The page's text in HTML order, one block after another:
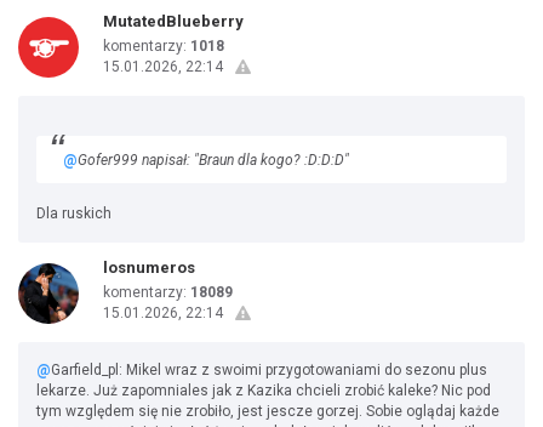
MutatedBlueberry
komentarzy: 1018
15.01.2026, 22:14
@Gofer999 napisał: "Braun dla kogo? :D:D:D"
Dla ruskich
losnumeros
komentarzy: 18089
15.01.2026, 22:14
@Garfield_pl: Mikel wraz z swoimi przygotowaniami do sezonu plus
lekarze. Już zapomniales jak z Kazika chcieli zrobić kaleke? Nic pod
tym względem się nie zrobiło, jest jescze gorzej. Sobie oglądaj każde